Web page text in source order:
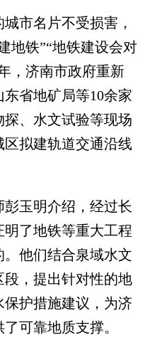
市名片不受损害，
地铁”“地铁建设会对
，济南市政府重新
省地矿局等10余家
、水文试验等现场
拟建轨道交通沿线
玉明介绍，经过长
了地铁等重大工程
他们结合泉域水文
，提出针对性的地
护措施建议，为济
可靠地质支撑。